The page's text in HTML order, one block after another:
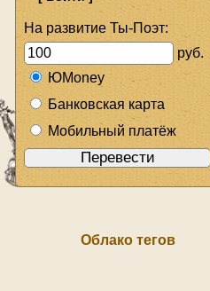
На развитие Ты-Поэт:
руб.
ЮMoney
Банковская карта
Мобильный платёж
Облако тегов